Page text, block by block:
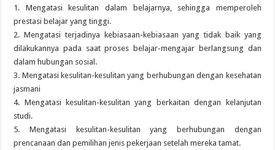
1. Mengatasi kesulitan dalam belajarnya, sehingga memperoleh
prestasi belajar yang tinggi.
2. Mengatasi terjadinya kebiasaan-kebiasaan yang tidak baik yang
dilakukannya pada saat proses belajar-mengajar berlangsung dan
dalam hubungan sosial.
3. Mengatasi kesulitan-kesulitan yang berhubungan dengan kesehatan
jasmani
4. Mengatasi kesulitan-kesulitan yang berkaitan dengan kelanjutan
studi.
5. Mengatasi kesulitan-kesulitan yang berhubungan dengan
prencanaan dan pemilihan jenis pekerjaan setelah mereka tamat.